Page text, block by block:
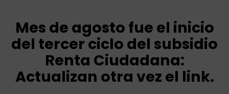
Mes de agosto fue el inicio
del tercer ciclo del subsidio
Renta Ciudadana:
Actualizan otra vez el link.